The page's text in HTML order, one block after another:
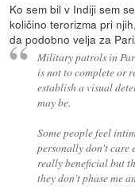
Ko sem bil v Indiji sem
količino terorizma pri
da podobno velja za
Military patrols in
is not to complete or
establish a visual
may be.
Some people feel
personally don't care
really beneficial but
they don't phase me